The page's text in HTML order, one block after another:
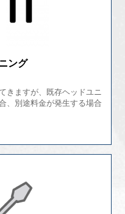
ング
きますが、既存ヘッドユニ
、別途料金が発生する場合